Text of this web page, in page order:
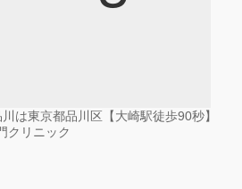
は東京都品川区【大崎駅徒歩90秒】
クリニック